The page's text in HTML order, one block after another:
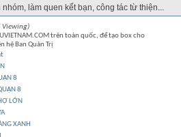
làm quen kết bạn, công tác từ thiện...
Viewing)
trên toàn quốc, để tạo box cho
hệ Ban Quản Trị
8
8
LỚN
XANH